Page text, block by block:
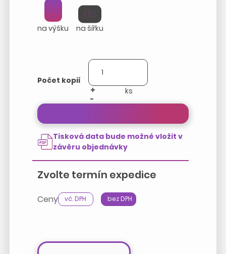
na výšku na šířku
Počet kopií
+
-
Tisková data bude možné vložit v
závěru objednávky
Zvolte termín expedice
Ceny vč. DPH bez DPH